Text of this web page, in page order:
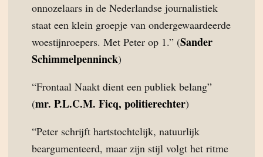
onnozelaars in de Nederlandse journalistiek
staat een klein groepje van ondergewaardeerde
woestijnroepers. Met Peter op 1.” (Sander
Schimmelpenninck)
“Frontaal Naakt dient een publiek belang”
(mr. P.L.C.M. Ficq, politierechter)
“Peter schrijft hartstochtelijk, natuurlijk
beargumenteerd, maar zijn stijl volgt het ritme